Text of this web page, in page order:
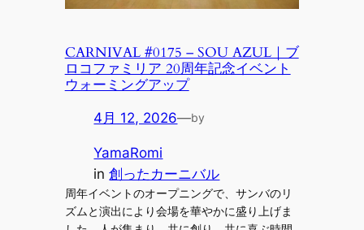
CARNIVAL #0175 – SOU AZUL｜ブ
ロコファミリア 20周年記念イベント
ウォーミングアップ
4月 12, 2026—by
YamaRomi
in創ったカーニバル
周年イベントのオープニングで、サンバのリ
ズムと演出により会場を華やかに盛り上げま